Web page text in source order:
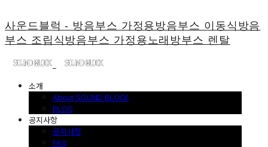
사운드블럭 - 방음부스 가정용방음부스 이동식방음
부스 조립식방음부스 가정용노래방부스 렌탈
소개
About SOUND BLOCK
BLOG
공지사항
공지사항
FAQ